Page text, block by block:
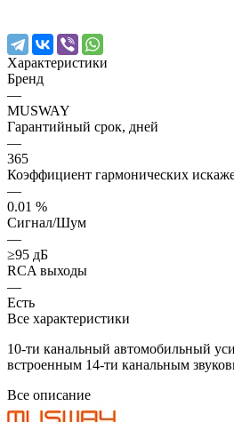
Характеристики
Бренд
—
MUSWAY
Гарантийный срок, дней
—
365
Коэффициент гармонических
—
0.01 %
Сигнал/Шум
—
≥95 дБ
RCA выходы
—
Есть
Все характеристики
10-ти канальный автомобильный
встроенным 14-ти канальным
Все описание